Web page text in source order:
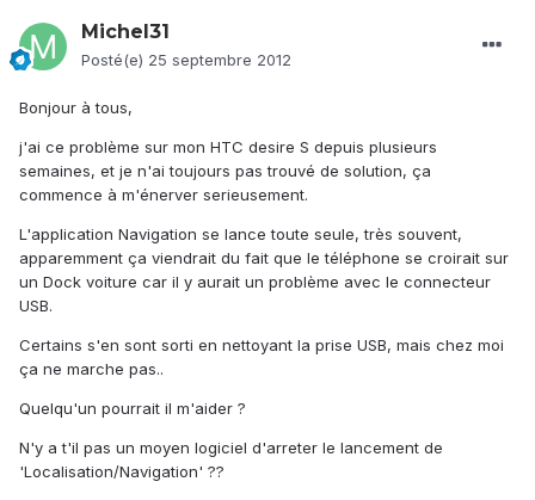
Michel31
Posté(e) 25 septembre 2012
Bonjour à tous,
j'ai ce problème sur mon HTC desire S depuis plusieurs
semaines, et je n'ai toujours pas trouvé de solution, ça
commence à m'énerver serieusement.
L'application Navigation se lance toute seule, très souvent,
apparemment ça viendrait du fait que le téléphone se croirait sur
un Dock voiture car il y aurait un problème avec le connecteur
USB.
Certains s'en sont sorti en nettoyant la prise USB, mais chez moi
ça ne marche pas..
Quelqu'un pourrait il m'aider ?
N'y a t'il pas un moyen logiciel d'arreter le lancement de
'Localisation/Navigation' ??